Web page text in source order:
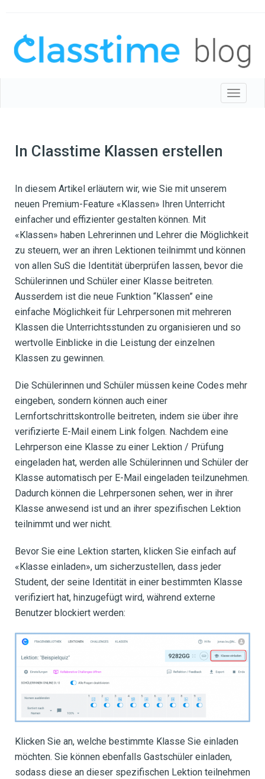
Toggle
In Classtime Klassen erstellen
In diesem Artikel erläutern wir, wie Sie mit unserem
neuen Premium-Feature «Klassen» Ihren Unterricht
einfacher und effizienter gestalten können. Mit
«Klassen» haben Lehrerinnen und Lehrer die Möglichkeit
zu steuern, wer an ihren Lektionen teilnimmt und können
von allen SuS die Identität überprüfen lassen, bevor die
Schülerinnen und Schüler einer Klasse beitreten.
Ausserdem ist die neue Funktion “Klassen” eine
einfache Möglichkeit für Lehrpersonen mit mehreren
Klassen die Unterrichtsstunden zu organisieren und so
wertvolle Einblicke in die Leistung der einzelnen
Klassen zu gewinnen.
Die Schülerinnen und Schüler müssen keine Codes mehr
eingeben, sondern können auch einer
Lernfortschrittskontrolle beitreten, indem sie über ihre
verifizierte E-Mail einem Link folgen. Nachdem eine
Lehrperson eine Klasse zu einer Lektion / Prüfung
eingeladen hat, werden alle Schülerinnen und Schüler der
Klasse automatisch per E-Mail eingeladen teilzunehmen.
Dadurch können die Lehrpersonen sehen, wer in ihrer
Klasse anwesend ist und an ihrer spezifischen Lektion
teilnimmt und wer nicht.
Bevor Sie eine Lektion starten, klicken Sie einfach auf
«Klasse einladen», um sicherzustellen, dass jeder
Student, der seine Identität in einer bestimmten Klasse
verifiziert hat, hinzugefügt wird, während externe
Benutzer blockiert werden:
Klicken Sie an, welche bestimmte Klasse Sie einladen
möchten. Sie können ebenfalls Gastschüler einladen,
sodass diese an dieser spezifischen Lektion teilnehmen